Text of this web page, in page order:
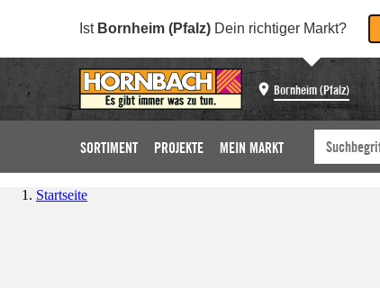
Ist Bornheim (Pfalz) Dein richtiger Markt?
Bornheim (Pfalz)
SORTIMENT PROJEKTE MEIN MARKT
Startseite